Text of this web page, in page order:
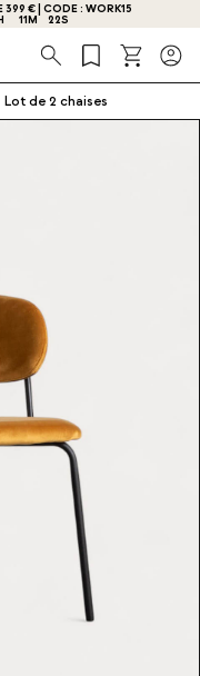
399 € | CODE : WORK15
11M 22S
Recherche
Lot de 2 chaises